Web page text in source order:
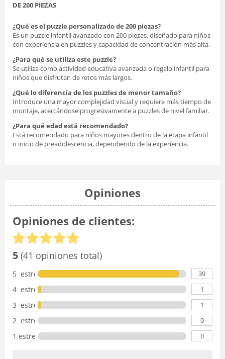
DE 200 PIEZAS
¿Qué es el puzzle personalizado de 200 piezas?
Es un puzzle infantil avanzado con 200 piezas, diseñado para niños
con experiencia en puzzles y capacidad de concentración más alta.
¿Para qué se utiliza este puzzle?
Se utiliza como actividad educativa avanzada o regalo infantil para
niños que disfrutan de retos más largos.
¿Qué lo diferencia de los puzzles de menor tamaño?
Introduce una mayor complejidad visual y requiere más tiempo de
montaje, acercándose progresivamente a puzzles de nivel familiar.
¿Para qué edad está recomendado?
Está recomendado para niños mayores dentro de la etapa infantil
o inicio de preadolescencia, dependiendo de la experiencia.
Opiniones
Opiniones de clientes:
5 (41 opiniones total)
5 estrellas 39
4 estrellas 1
3 estrellas 1
2 estrellas 0
1 estrella 0